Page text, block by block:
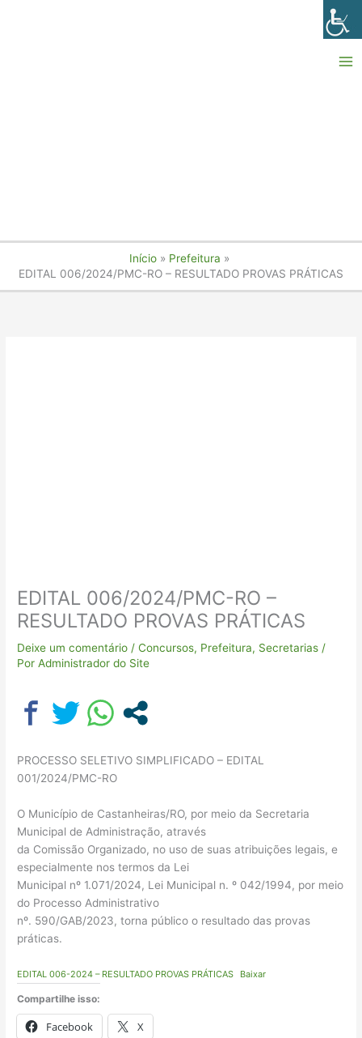
Início
Prefeitura
EDITAL 006/2024/PMC-RO – RESULTADO PROVAS PRÁTICAS
EDITAL 006/2024/PMC-RO –
RESULTADO PROVAS PRÁTICAS
Deixe um comentário /Concursos, Prefeitura, Secretarias /
PorAdministrador do Site
PROCESSO SELETIVO SIMPLIFICADO – EDITAL
001/2024/PMC-RO
O Município de Castanheiras/RO, por meio da Secretaria
Municipal de Administração, através
da Comissão Organizado, no uso de suas atribuições legais, e
especialmente nos termos da Lei
Municipal nº 1.071/2024, Lei Municipal n. º 042/1994, por meio
do Processo Administrativo
nº. 590/GAB/2023, torna público o resultado das provas
práticas.
EDITAL 006-2024 – RESULTADO PROVAS PRÁTICAS Baixar
Compartilhe isso:
Facebook X